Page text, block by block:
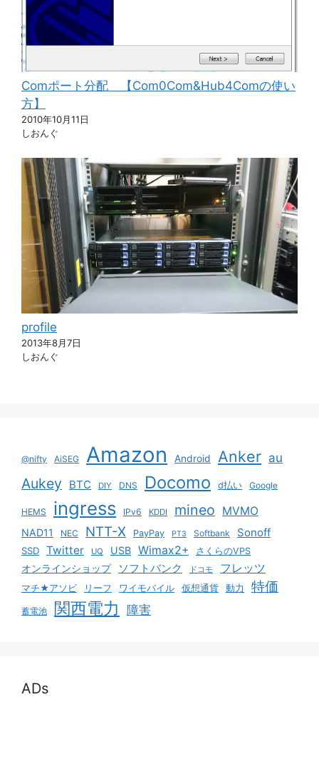
Comポート分配 【Com0Com&Hub4Comの使い
方】
2010年10月11日
しおんぐ
profile
2013年8月7日
しおんぐ
@nifty AiSEG Amazon Android Anker au
Aukey BTC DIY DNS Docomo d払い Google
HEMS ingress IPv6 KDDI mineo MVMO
NAD11 NEC NTT-X PayPay PT3 Softbank Sonoff
SSD Twitter UQ USB Wimax2+ さくらのVPS
オンラインショップ ソフトバンク ドコモ フレッツ
マチ★アソビ リーフ ワイモバイル 仮想通貨 動力 特価
蓄電池 関西電力 障害
ADs